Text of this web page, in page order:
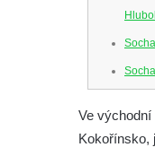
Ve
Kokořínsko,